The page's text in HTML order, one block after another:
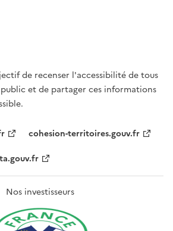
de recenser l'accessibilité de tous
et de partager ces informations
cohesion-territoires.gouv.fr
Nos investisseurs